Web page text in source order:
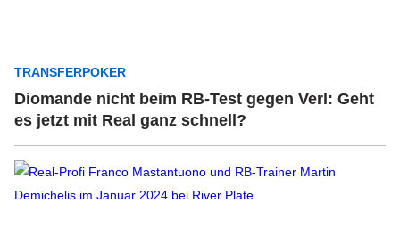
TRANSFERPOKER
Diomande nicht beim RB-Test gegen Verl: Geht
es jetzt mit Real ganz schnell?